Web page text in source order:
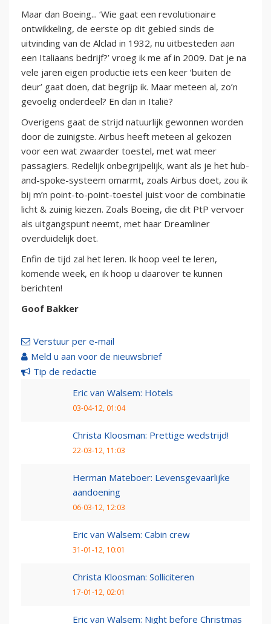
Maar dan Boeing... ‘Wie gaat een revolutionaire
ontwikkeling, de eerste op dit gebied sinds de
uitvinding van de Alclad in 1932, nu uitbesteden aan
een Italiaans bedrijf?’ vroeg ik me af in 2009. Dat je na
vele jaren eigen productie iets een keer ‘buiten de
deur’ gaat doen, dat begrijp ik. Maar meteen al, zo’n
gevoelig onderdeel? En dan in Italië?
Overigens gaat de strijd natuurlijk gewonnen worden
door de zuinigste. Airbus heeft meteen al gekozen
voor een wat zwaarder toestel, met wat meer
passagiers. Redelijk onbegrijpelijk, want als je het hub-
and-spoke-systeem omarmt, zoals Airbus doet, zou ik
bij m’n point-to-point-toestel juist voor de combinatie
licht & zuinig kiezen. Zoals Boeing, die dit PtP vervoer
als uitgangspunt neemt, met haar Dreamliner
overduidelijk doet.
Enfin de tijd zal het leren. Ik hoop veel te leren,
komende week, en ik hoop u daarover te kunnen
berichten!
Goof Bakker
Verstuur per e-mail
Meld u aan voor de nieuwsbrief
Tip de redactie
Eric van Walsem: Hotels
03-04-12, 01:04
Christa Kloosman: Prettige wedstrijd!
22-03-12, 11:03
Herman Mateboer: Levensgevaarlijke
aandoening
06-03-12, 12:03
Eric van Walsem: Cabin crew
31-01-12, 10:01
Christa Kloosman: Solliciteren
17-01-12, 02:01
Eric van Walsem: Night before Christmas